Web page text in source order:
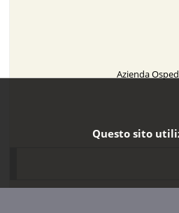
Azienda
Questo sito